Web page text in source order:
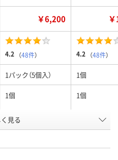
￥6,200
4.2 （48件） 4.2 （48件）
1パック（5個入） 1個
1個 1個
522598
見る